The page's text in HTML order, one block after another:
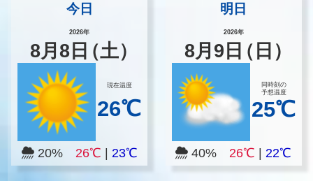
今日
2026年
8月8 日（土）
現在温度
26℃
20% 26℃ 23℃
明日
2026年
8月 9 日（日）
同時刻の
予想温度
25℃
40% 26℃ |22℃